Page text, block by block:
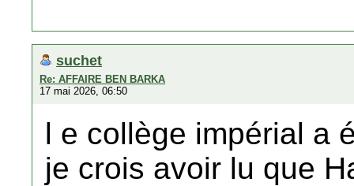
suchet
Re: AFFAIRE BEN BARKA
17 mai 2026, 06:50
l e collège impérial a
je crois avoir lu que